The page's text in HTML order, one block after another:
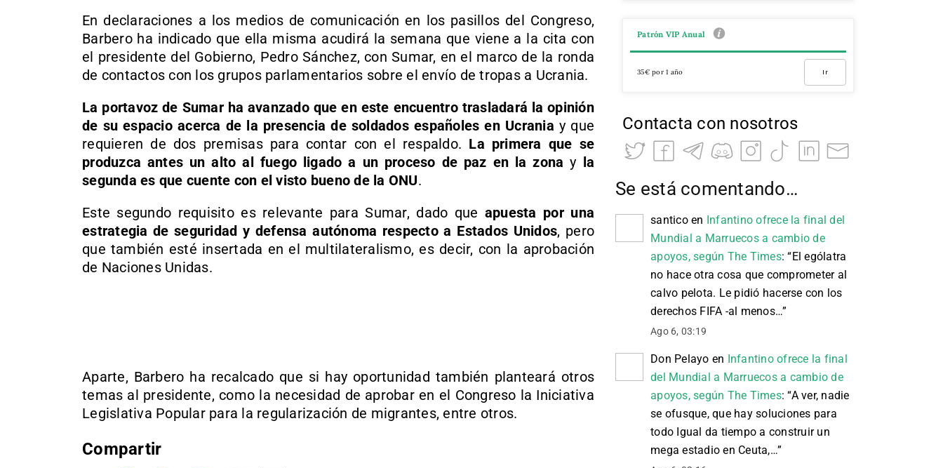
En declaraciones a los medios de comunicación en los pasillos del Congreso,
Barbero ha indicado que ella misma acudirá la semana que viene a la cita con
el presidente del Gobierno, Pedro Sánchez, con Sumar, en el marco de la ronda
de contactos con los grupos parlamentarios sobre el envío de tropas a Ucrania.
La portavoz de Sumar ha avanzado que en este encuentro trasladará la opinión
de su espacio acerca de la presencia de soldados españoles en Ucrania y que
requieren de dos premisas para contar con el respaldo. La primera que se
produzca antes un alto al fuego ligado a un proceso de paz en la zona y la
segunda es que cuente con el visto bueno de la ONU.
Este segundo requisito es relevante para Sumar, dado que apuesta por una
estrategia de seguridad y defensa autónoma respecto a Estados Unidos, pero
que también esté insertada en el multilateralismo, es decir, con la aprobación
de Naciones Unidas.
Aparte, Barbero ha recalcado que si hay oportunidad también planteará otros
temas al presidente, como la necesidad de aprobar en el Congreso la Iniciativa
Legislativa Popular para la regularización de migrantes, entre otros.
Compartir
Patrón VIP Anual
35€ por 1 año Ir
Contacta con nosotros
Se está comentando…
santicoen Infantino ofrece la final del
Mundial a Marruecos a cambio de
apoyos, según The Times: “El ególatra
no hace otra cosa que comprometer al
calvo pelota. Le pidió hacerse con los
derechos FIFA -al menos…”
Ago 6, 03:19
Don Pelayo en Infantino ofrece la final
del Mundial a Marruecos a cambio de
apoyos, según The Times: “A ver, nadie
se ofusque, que hay soluciones para
todo Igual da tiempo a construir un
mega estadio en Ceuta,…”